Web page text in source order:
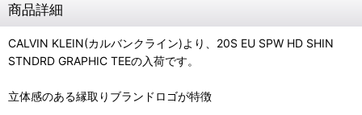
商品詳細
CALVIN KLEIN(カルバンクライン)より、20S EU SPW HD SHIN
STNDRD GRAPHIC TEEの入荷です。
立体感のある縁取りブランドロゴが特徴